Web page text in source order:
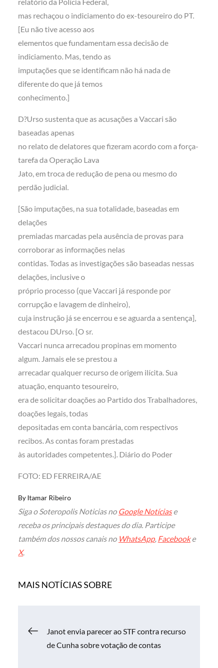
mas rechaçou o indiciamento do ex-tesoureiro do PT.
[Eu não tive acesso aos
elementos que fundamentam essa decisão de
indiciamento. Mas, tendo as
imputações que se identificam não há nada de
diferente do que já temos
conhecimento.]
D?Urso sustenta que as acusações a Vaccari são
baseadas apenas
no relato de delatores que fizeram acordo com a força-
tarefa da Operação Lava
Jato, em troca de redução de pena ou mesmo do
perdão judicial.
[São imputações, na sua totalidade, baseadas em
delações
premiadas marcadas pela ausência de provas para
corroborar as informações nelas
contidas. Todas as investigações são baseadas nessas
delações, inclusive o
próprio processo (que Vaccari já responde por
corrupção e lavagem de dinheiro),
cuja instrução já se encerrou e se aguarda a sentença],
destacou DUrso. [O sr.
Vaccari nunca arrecadou propinas em momento
algum. Jamais ele se prestou a
arrecadar qualquer recurso de origem ilícita. Sua
atuação, enquanto tesoureiro,
era de solicitar doações ao Partido dos Trabalhadores,
doações legais, todas
depositadas em conta bancária, com respectivos
recibos. As contas foram prestadas
às autoridades competentes.]. Diário do Poder
FOTO: ED FERREIRA/AE
By Itamar Ribeiro
Siga o Soteropolis Noticias no Google Notíciase
receba os principais destaques do dia. Participe
também dos nossos canais no WhatsApp, Facebooke
X.
MAIS NOTÍCIAS SOBRE
Navegação
Janot envia parecer ao STF contra recurso
de Cunha sobre votação de contas